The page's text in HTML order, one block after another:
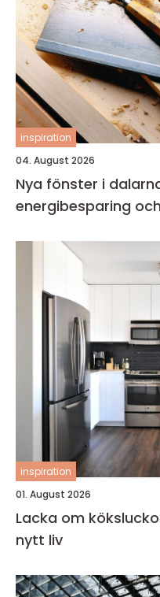
inspiration
04. August 2026
Nya fönster i dalarna
energibesparing
inspiration
01. August 2026
Lacka om
nytt liv